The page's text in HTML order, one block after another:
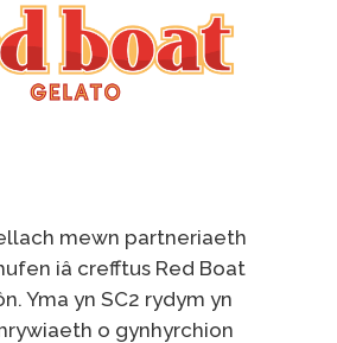
mewn partneriaeth
iâ crefftus Red Boat
Yma yn SC2 rydym yn
o gynhyrchion